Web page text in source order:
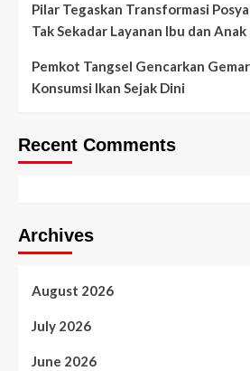
Pilar Tegaskan Transformasi
Tak Sekadar Layanan Ibu dan Anak
Pemkot Tangsel Gencarkan
Konsumsi Ikan Sejak Dini
Recent Comments
Archives
August 2026
July 2026
June 2026